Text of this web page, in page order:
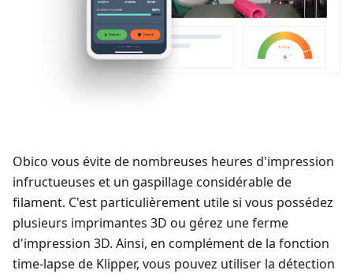
Obico vous évite de nombreuses heures d'impression
infructueuses et un gaspillage considérable de
filament. C'est particulièrement utile si vous possédez
plusieurs imprimantes 3D ou gérez une ferme
d'impression 3D. Ainsi, en complément de la fonction
time-lapse de Klipper, vous pouvez utiliser la détection